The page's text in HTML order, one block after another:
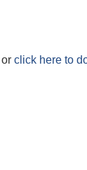
or click here to